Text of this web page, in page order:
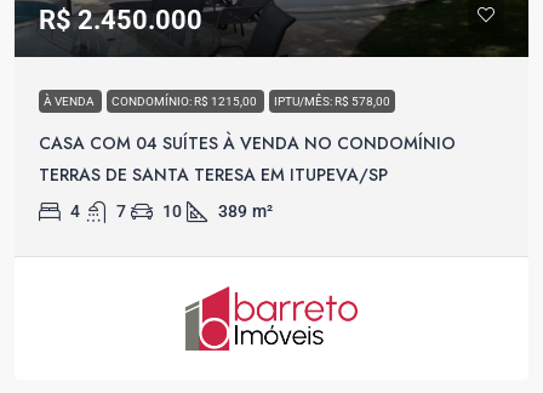
R$ 2.450.000
À VENDA CONDOMÍNIO: R$ 1215,00 IPTU/MÊS: R$ 578,00
CASA COM 04 SUÍTES À VENDA NO CONDOMÍNIO
TERRAS DE SANTA TERESA EM ITUPEVA/SP
4 7 10 389 m²